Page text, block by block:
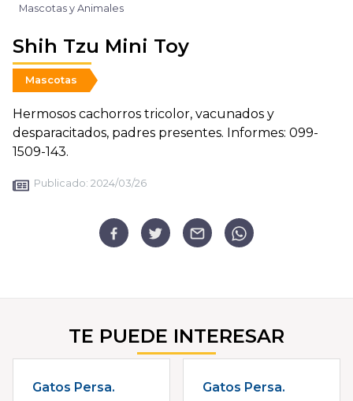
Mascotas y Animales
Shih Tzu Mini Toy
Mascotas
Hermosos cachorros tricolor, vacunados y
desparacitados, padres presentes. Informes: 099-
1509-143.
Publicado: 2024/03/26
TE PUEDE INTERESAR
Gatos Persa. Gatos Persa.